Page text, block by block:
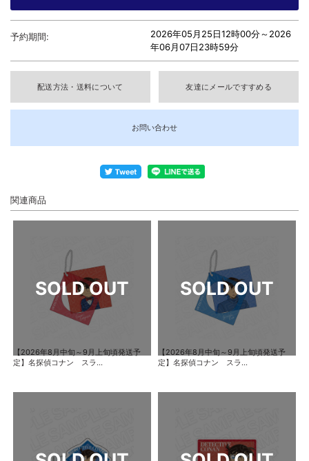
予約期間: 2026年05月25日12時00分～2026
年06月07日23時59分
配送方法・送料について 友達にメールですすめる
お問い合わせ
関連商品
【2026年8月中旬～9月上旬頃発送予
定】名探偵コナン スラ...
【2026年8月中旬～9月上旬頃発送予
定】名探偵コナン スラ...